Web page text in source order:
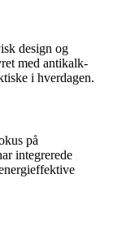
design og
med antikalk-
i hverdagen.
på
integrerede